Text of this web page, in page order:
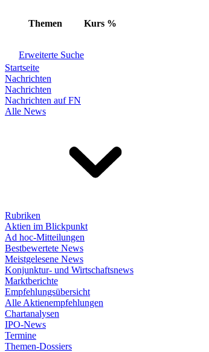
Themen Kurs %
Erweiterte Suche
Startseite
Nachrichten
Nachrichten
Nachrichten auf FN
Alle News
Rubriken
Aktien im Blickpunkt
Ad hoc-Mitteilungen
Bestbewertete News
Meistgelesene News
Konjunktur- und Wirtschaftsnews
Marktberichte
Empfehlungsübersicht
Alle Aktienempfehlungen
Chartanalysen
IPO-News
Termine
Themen-Dossiers